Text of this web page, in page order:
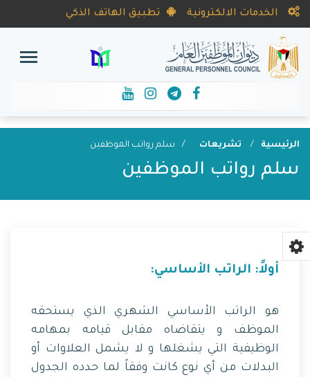
الخدمات الالكترونية تطبيق الهاتف الذكي
الرئيسية تشريعات سلم رواتب الموظفين
سلم رواتب الموظفين
أولاً: الراتب الأساسي:‏‏
هو الراتب الأساسي الشهري الذي يستحقه
الموظف و يتقاضاه مقابل قيامه ‏بمهامه
الوظيفية التي يشغلها و لا يشمل العلاوات أو
البدلات من أي نوع كانت وفقاً لما ‏حدده الجدول